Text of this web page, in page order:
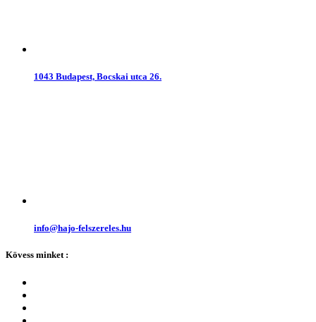
1043 Budapest, Bocskai utca 26.
info@hajo-felszereles.hu
Kövess minket :